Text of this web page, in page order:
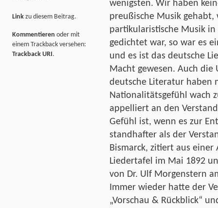
wenigsten. Wir haben
preußische Musik gehabt,
partikularistische Musik
gedichtet war, so war es
und es ist das deutsche
Macht gewesen. Auch
deutsche Literatur haben
Nationalitätsgefühl wach
appelliert an den
Gefühl ist, wenn es zur
standhafter als der
Bismarck, zitiert aus
Liedertafel im Mai 1892
von Dr. Ulf Morgenstern
Immer wieder hatte der
„Vorschau & Rückblick“
Link zu diesem Beitrag.
Kommentieren oder mit
einem Trackback versehen:
Trackback URI.